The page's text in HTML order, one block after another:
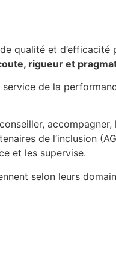
qualité et d’efficacité
rigueur et
service de la
de l’inclusion
et les supervise.
selon leurs